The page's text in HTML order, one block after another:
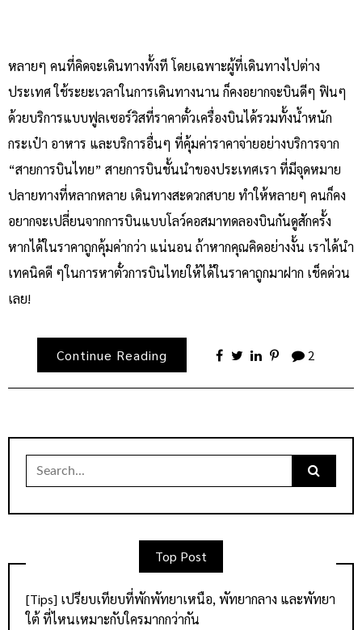
หลายๆ คนที่คิดจะเดินทางทั้งที โดยเฉพาะผู้ที่เดินทางไปต่าง
ประเทศ ใช้ระยะเวลาในการเดินทางนาน ก็คงอยากจะบินดีๆ ฟินๆ
ด้วยบริการแบบฟูลเซอร์วิสที่ราคาตั๋วเครื่องบินได้รวมทั้งน้ำหนัก
กระเป๋า อาหาร และบริการอื่นๆ ที่คุ้มค่าราคาจ่ายอย่างบริการจาก
“สายการบินไทย” สายการบินชั้นนำของประเทศเรา ที่มีจุดหมาย
ปลายทางที่หลากหลาย เดินทางสะดวกสบาย ทำให้หลายๆ คนก็คง
อยากจะเปลี่ยนจากการบินแบบโลว์คอสมาทดลองบินกันดูสักครั้ง
หากได้ในราคาถูกคุ้มค่ากว่า แน่นอน ถ้าหากคุณคิดอย่างงั้น เราได้นำ
เทคนิคดี ๆในการหาตั๋วการบินไทยให้ได้ในราคาถูกมาฝาก เช็คด่วน
เลย!
Continue Reading 2
Search
for:
Top Post
[Tips] เปรียบเทียบที่พักพัทยาเหนือ, พัทยากลาง และพัทยา
ใต้ ที่ไหนเหมาะกับใครมากกว่ากัน